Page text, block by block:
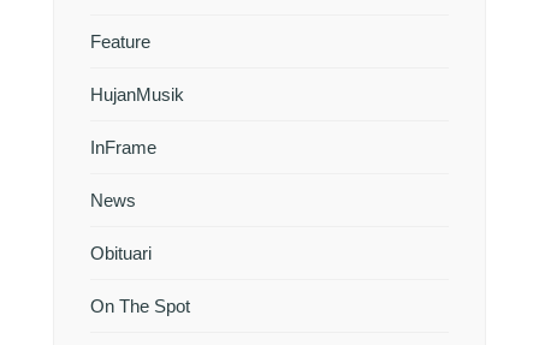
Feature
HujanMusik
InFrame
News
Obituari
On The Spot